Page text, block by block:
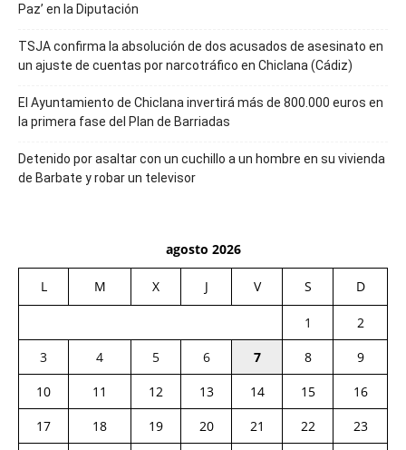
Paz’ en la Diputación
TSJA confirma la absolución de dos acusados de asesinato en
un ajuste de cuentas por narcotráfico en Chiclana (Cádiz)
El Ayuntamiento de Chiclana invertirá más de 800.000 euros en
la primera fase del Plan de Barriadas
Detenido por asaltar con un cuchillo a un hombre en su vivienda
de Barbate y robar un televisor
agosto 2026
L M X J V S D
1
2
3
4 5 6 7 8
9
10
11 12 13 14 15
16
17
18 19 20 21 22
23